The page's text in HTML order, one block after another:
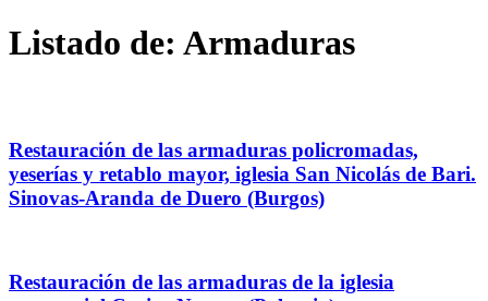
Listado de: Armaduras
Restauración de las armaduras policromadas,
yeserías y retablo mayor, iglesia San Nicolás de Bari.
Sinovas-Aranda de Duero (Burgos)
Restauración de las armaduras de la iglesia